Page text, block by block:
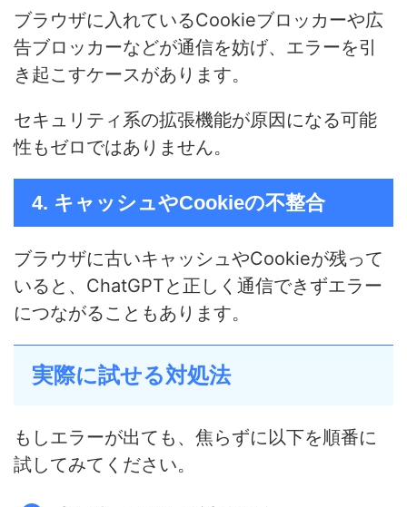
ブラウザに入れているCookieブロッカーや広
告ブロッカーなどが通信を妨げ、エラーを引
き起こすケースがあります。
セキュリティ系の拡張機能が原因になる可能
性もゼロではありません。
4. キャッシュやCookieの不整合
ブラウザに古いキャッシュやCookieが残って
いると、ChatGPTと正しく通信できずエラー
につながることもあります。
実際に試せる対処法
もしエラーが出ても、焦らずに以下を順番に
試してみてください。